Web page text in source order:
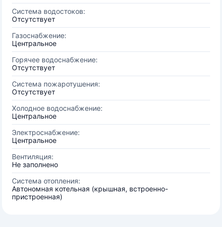
Система водостоков:
Отсутствует
Газоснабжение:
Центральное
Горячее водоснабжение:
Отсутствует
Система пожаротушения:
Отсутствует
Холодное водоснабжение:
Центральное
Электроснабжение:
Центральное
Вентиляция:
Не заполнено
Система отопления:
Автономная котельная (крышная, встроенно-
пристроенная)